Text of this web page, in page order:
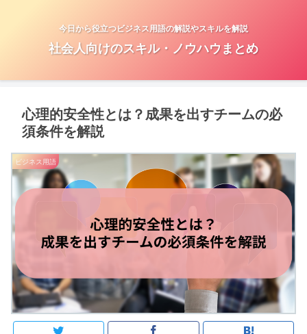
今日から役立つビジネス用語の解説やスキルを解説
社会人向けのスキル・ノウハウまとめ
心理的安全性とは？成果を出すチームの必
須条件を解説
ビジネス用語